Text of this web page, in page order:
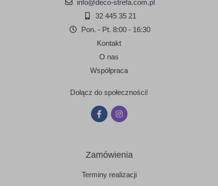
info@deco-strefa.com.pl
32 445 35 21
Pon. - Pt. 8:00 - 16:30
Kontakt
O nas
Współpraca
Dołącz do społeczności!
Zamówienia
Terminy realizacji